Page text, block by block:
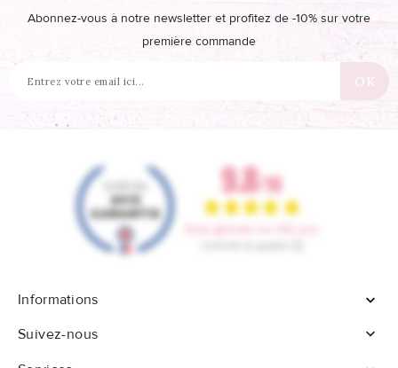
Abonnez-vous à notre newsletter et profitez de -10% sur votre
première commande
Informations

Suivez-nous
